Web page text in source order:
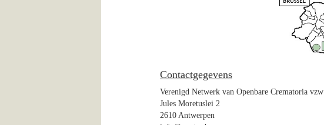
Contactgegevens
Verenigd Netwerk van Openbare Crematoria vzw
Jules Moretuslei 2
2610 Antwerpen